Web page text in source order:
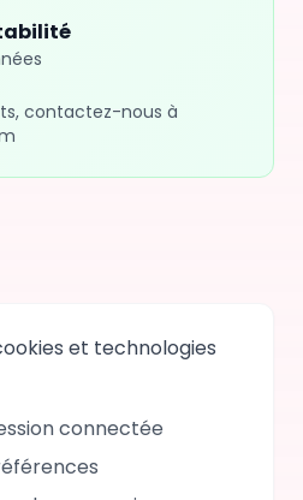
contactez-nous à
et technologies
connectée